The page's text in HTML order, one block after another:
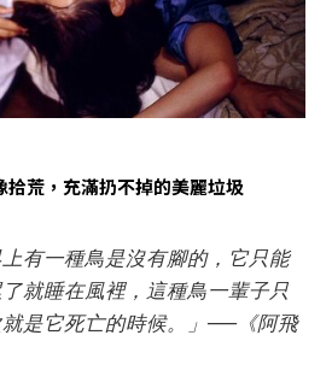
拾荒，充滿扔不掉的美麗垃圾
上有一種鳥是沒有腳的，它只能
就睡在風裡，這種鳥一輩子只
是它死亡的時候。」──《阿飛